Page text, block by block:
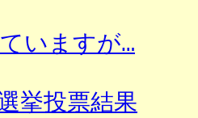
いますが…
挙投票結果